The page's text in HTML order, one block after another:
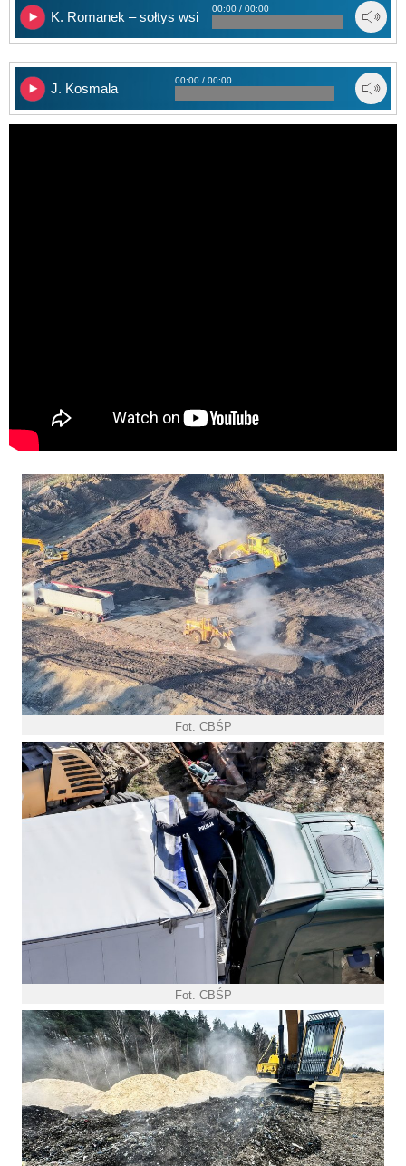
K. Romanek – sołtys wsi Litwinki
00:00 / 00:00
J. Kosmala
00:00 / 00:00
Fot. CBŚP
Fot. CBŚP